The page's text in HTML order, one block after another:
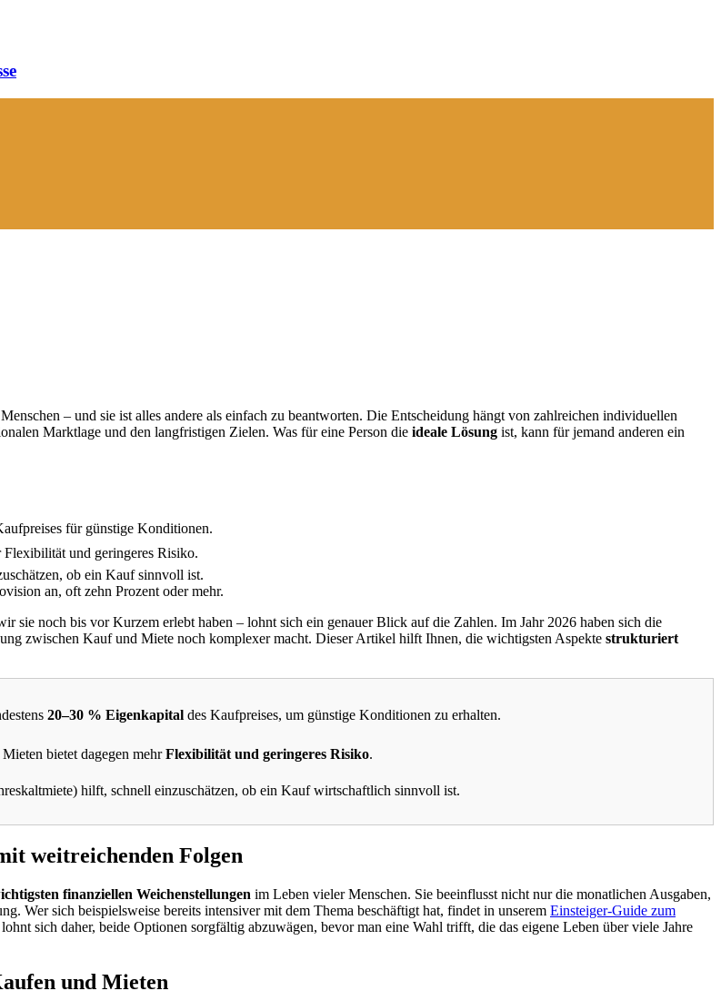
– und sie ist alles andere als einfach zu beantworten. Die Entscheidung hängt von zahlreichen individuellen
Marktlage und den langfristigen Zielen. Was für eine Person die ideale Lösung ist, kann für jemand anderen ein
für günstige Konditionen.
und geringeres Risiko.
ob ein Kauf sinnvoll ist.
an, oft zehn Prozent oder mehr.
sie noch bis vor Kurzem erlebt haben – lohnt sich ein genauer Blick auf die Zahlen. Im Jahr 2026 haben sich die
zwischen Kauf und Miete noch komplexer macht. Dieser Artikel hilft Ihnen, die wichtigsten Aspekte strukturiert
20–30 % Eigenkapital des Kaufpreises, um günstige Konditionen zu erhalten.
Mieten bietet dagegen mehrFlexibilität und geringeres Risiko.
hilft, schnell einzuschätzen, ob ein Kauf wirtschaftlich sinnvoll ist.
weitreichenden Folgen
finanziellen Weichenstellungen im Leben vieler Menschen. Sie beeinflusst nicht nur die monatlichen Ausgaben,
Wer sich beispielsweise bereits intensiver mit dem Thema beschäftigt hat, findet in unserem Einsteiger-Guide zum
sich daher, beide Optionen sorgfältig abzuwägen, bevor man eine Wahl trifft, die das eigene Leben über viele Jahre
und Mieten